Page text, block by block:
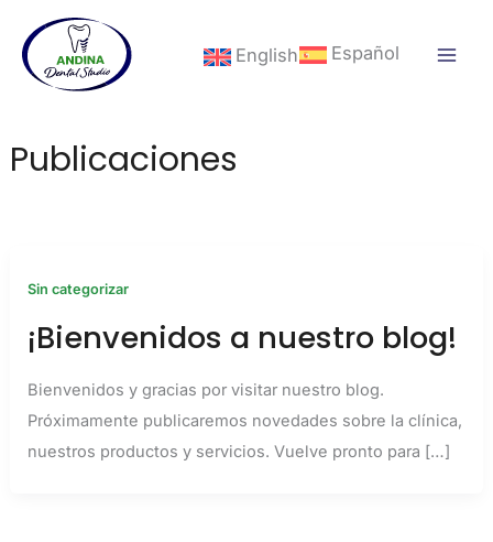
contenido
English Español
Publicaciones
Sin categorizar
¡Bienvenidos a nuestro blog!
Bienvenidos y gracias por visitar nuestro blog.
Próximamente publicaremos novedades sobre la clínica,
nuestros productos y servicios. Vuelve pronto para […]